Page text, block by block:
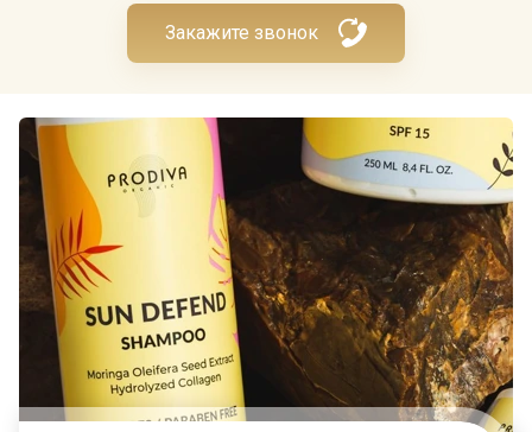
Закажите звонок